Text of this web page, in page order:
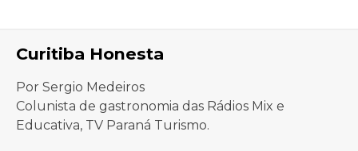
Curitiba Honesta
Por Sergio Medeiros
Colunista de gastronomia das Rádios Mix e
Educativa, TV Paraná Turismo.